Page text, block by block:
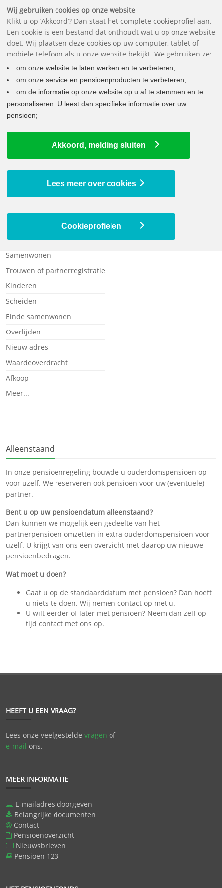
Belangrijke documenten Vragen Contact
Veranderingen in uw leven
Meer of minder werken
Ziek of arbeidsongeschikt
Alleenstaand
Samenwonen
Trouwen of partnerregistratie
Kinderen
Scheiden
Einde samenwonen
Overlijden
Nieuw adres
Waardeoverdracht
Afkoop
Meer...
Alleenstaand
In onze pensioenregeling bouwde u ouderdomspensioen op
voor uzelf. We reserveren ook pensioen voor uw (eventuele)
partner.
Bent u op uw pensioendatum alleenstaand?
Dan kunnen we mogelijk een gedeelte van het
partnerpensioen omzetten in extra ouderdomspensioen voor
uzelf. U krijgt van ons een overzicht met daarop uw nieuwe
pensioenbedragen.
Wat moet u doen?
Gaat u op de standaarddatum met pensioen? Dan hoeft
u niets te doen. Wij nemen contact op met u.
U wilt eerder of later met pensioen? Neem dan zelf op
tijd contact met ons op.
HEEFT U EEN VRAAG?
Lees onze veelgestelde vragen of
e-mail ons.
MEER INFORMATIE
E-mailadres doorgeven
Belangrijke documenten
Contact
Pensioenoverzicht
Nieuwsbrieven
Pensioen 123
Wij gebruiken cookies op onze website
Klikt u op ‘Akkoord’? Dan staat het complete cookieprofiel aan.
Een cookie is een bestand dat onthoudt wat u op onze website
doet. Wij plaatsen deze cookies op uw computer, tablet of
mobiele telefoon als u onze website bekijkt. We gebruiken ze:
om onze website te laten werken en te verbeteren;
om onze service en pensioenproducten te verbeteren;
om de informatie op onze website op u af te stemmen en te
personaliseren. U leest dan specifieke informatie over uw
pensioen;
Akkoord, melding sluiten
Lees meer over cookies
Cookieprofielen